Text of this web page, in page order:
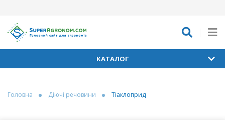
КАТАЛОГ
Головна Діючі речовини Тіаклоприд